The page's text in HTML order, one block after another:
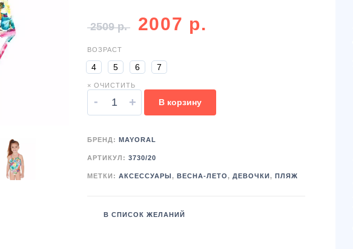
2509р. 2007 р.
ВОЗРАСТ
4 5 6 7
× ОЧИСТИТЬ
- + В корзину
БРЕНД: MAYORAL
АРТИКУЛ: 3730/20
МЕТКИ: АКСЕССУАРЫ , ВЕСНА-ЛЕТО, ДЕВОЧКИ , ПЛЯЖ
В СПИСОК ЖЕЛАНИЙ